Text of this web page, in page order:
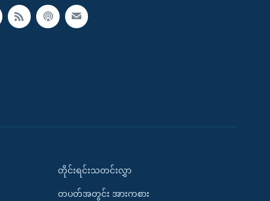
တိုင်းရင်းသတင်းလွှာ
တပတ်အတွင်း အားကစား